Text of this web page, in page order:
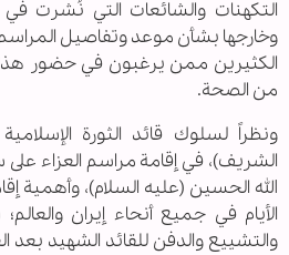
التكهنات والشائعات التي نُشرت في
وخارجها بشأن موعد وتفاصيل المراسم
الكثيرين ممن يرغبون في حضور هذا
من الصحة.
ونظراً لسلوك قائد الثورة
الشريف)، في إقامة مراسم العزاء على
الله الحسين (عليه السلام)، وأهمية
الأيام في جميع أنحاء إيران
والتشييع والدفن للقائد الشهيد